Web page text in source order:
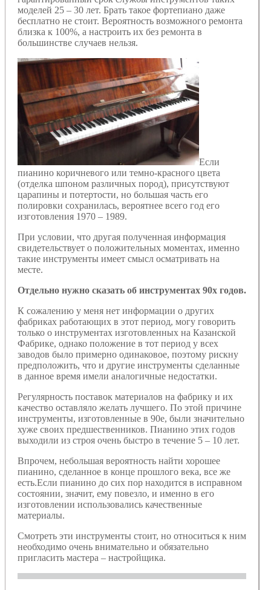
моделей 25 – 30 лет. Брать такое фортепиано даже
бесплатно не стоит. Вероятность возможного ремонта
близка к 100%, а настроить их без ремонта в
большинстве случаев нельзя.
Если
пианино коричневого или темно-красного цвета
(отделка шпоном различных пород), присутствуют
царапины и потертости, но большая часть его
полировки сохранилась, вероятнее всего год его
изготовления 1970 – 1989.
При условии, что другая полученная информация
свидетельствует о положительных моментах, именно
такие инструменты имеет смысл осматривать на
месте.
Отдельно нужно сказать об инструментах 90х годов.
К сожалению у меня нет информации о других
фабриках работающих в этот период, могу говорить
только о инструментах изготовленных на Казанской
Фабрике, однако положение в тот период у всех
заводов было примерно одинаковое, поэтому рискну
предположить, что и другие инструменты сделанные
в данное время имели аналогичные недостатки.
Регулярность поставок материалов на фабрику и их
качество оставляло желать лучшего. По этой причине
инструменты, изготовленные в 90е, были значительно
хуже своих предшественников. Пианино этих годов
выходили из строя очень быстро в течение 5 – 10 лет.
Впрочем, небольшая вероятность найти хорошее
пианино, сделанное в конце прошлого века, все же
есть.Если пианино до сих пор находится в исправном
состоянии, значит, ему повезло, и именно в его
изготовлении использовались качественные
материалы.
Смотреть эти инструменты стоит, но относиться к ним
необходимо очень внимательно и обязательно
пригласить мастера – настройщика.